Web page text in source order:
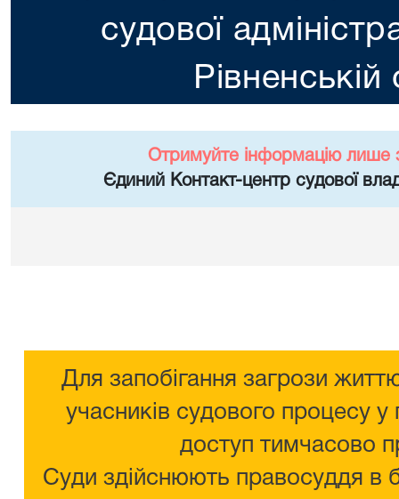
судової
Рiвненській
Отримуйте інформацію лише
Єдиний Контакт-центр судової
Для запобігання загрози
учасників судового процесу у
доступ тимчасово
Суди здійснюють правосуддя в